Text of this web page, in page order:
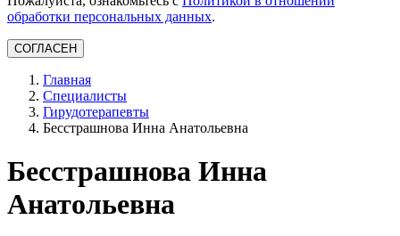
обработки персональных данных.
СОГЛАСЕН
Главная
Специалисты
Гирудотерапевты
Бесстрашнова Инна Анатольевна
Бесстрашнова Инна
Анатольевна